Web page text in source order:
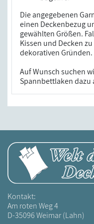
Die angegebenen
einen Deckenbezug
gewählten Größen.
Kissen und Decken
dekorativen Gründen.
Auf Wunsch suchen
Spannbettlaken dazu
Kontakt:
Am roten Weg 4
D-35096 Weimar (Lahn)